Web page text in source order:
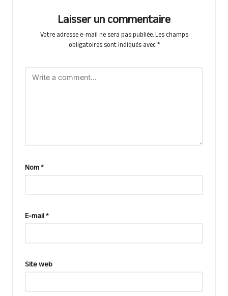
Laisser un commentaire
Votre adresse e-mail ne sera pas publiée.Les champs
obligatoires sont indiqués avec*
Nom*
E-mail*
Site web